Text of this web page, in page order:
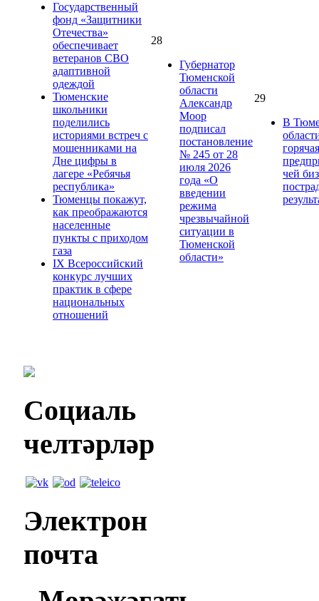
Государственный
фонд «Защитники
Отечества»
обеспечивает
ветеранов СВО
адаптивной
одеждой
Тюменские
школьники
поделились
историями встреч с
мошенниками на
Дне цифры в
лагере «Ребячья
республика»
Тюменцы покажут,
как преображаются
населенные
пункты с приходом
газа
IХ Всероссийский
конкурс лучших
практик в сфере
национальных
отношений
28
Губернатор
Тюменской
области
Александр
Моор
подписал
постановление
№ 245 от 28
июля 2026
года «О
введении
режима
чрезвычайной
ситуации в
Тюменской
области»
29
В
чей
Социаль
челтәрләр
Электрон
почта